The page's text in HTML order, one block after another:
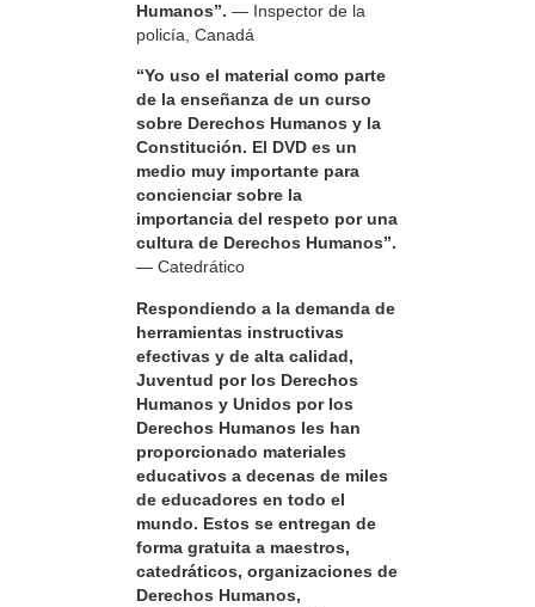
Humanos”. — Inspector de la
policía, Canadá
“Yo uso el material como parte
de la enseñanza de un curso
sobre Derechos Humanos y la
Constitución. El DVD es un
medio muy importante para
concienciar sobre la
importancia del respeto por una
cultura de Derechos Humanos”.
— Catedrático
Respondiendo a la demanda de
herramientas instructivas
efectivas y de alta calidad,
Juventud por los Derechos
Humanos y Unidos por los
Derechos Humanos les han
proporcionado materiales
educativos a decenas de miles
de educadores en todo el
mundo. Estos se entregan de
forma gratuita a maestros,
catedráticos, organizaciones de
Derechos Humanos,